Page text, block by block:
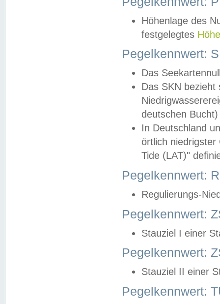
Höhenlage des
festgelegtes
Pegelkennwert:
Das
Das SKN
deutschen
In Deutschland
örtlich
Tide (LAT)"
Pegelkennwert:
Regulierungs-
Pegelkennwert:
Stauziel I einer
Pegelkennwert:
Stauziel II einer
Pegelkennwert: